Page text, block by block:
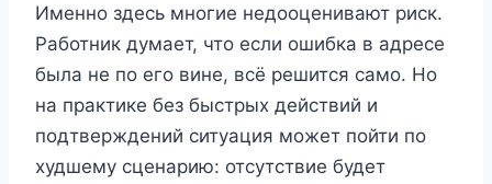
Именно здесь многие недооценивают риск.
Работник думает, что если ошибка в адресе
была не по его вине, всё решится само. Но
на практике без быстрых действий и
подтверждений ситуация может пойти по
худшему сценарию: отсутствие будет